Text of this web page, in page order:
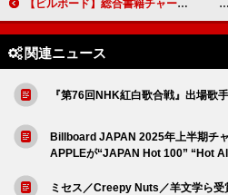
【ビルボード】総合書籍チャート“Book Hot 100” 尾田栄一郎『ONE PIECE 113巻』が1位
関連ニュース
『第76回NHK紅白歌合戦』出場歌
Billboard JAPAN 2025年上半期チ
APPLEが“JAPAN Hot 100” “Hot
ミセス／Creepy Nuts／羊文学ら